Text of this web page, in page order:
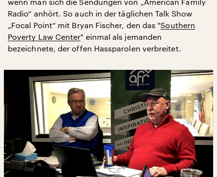
Radio“ anhört. So auch in der täglichen Talk Show
„Focal Point“ mit Bryan Fischer, den das "Southern
Poverty Law Center" einmal als jemanden
bezeichnete, der offen Hassparolen verbreitet.